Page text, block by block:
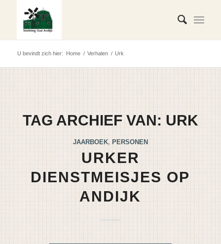
U bevindt zich hier: Home / Verhalen / Urk
TAG ARCHIEF VAN: URK
JAARBOEK, PERSONEN
URKER
DIENSTMEISJES OP
ANDIJK